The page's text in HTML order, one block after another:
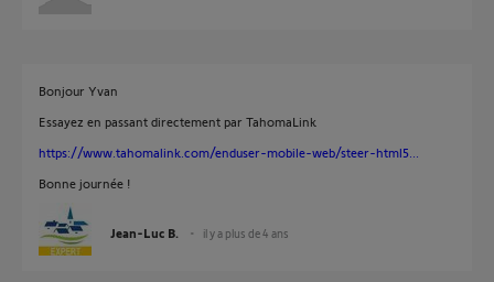
Bonjour Yvan
Essayez en passant directement par TahomaLink
https://www.tahomalink.com/enduser-mobile-web/steer-html5...
Bonne journée !
Jean-Luc B. il y a plus de 4 ans